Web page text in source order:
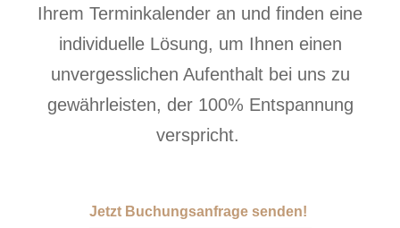
Ihrem Terminkalender an und finden eine
individuelle Lösung, um Ihnen einen
unvergesslichen Aufenthalt bei uns zu
gewährleisten, der 100% Entspannung
verspricht.
Jetzt Buchungsanfrage senden!